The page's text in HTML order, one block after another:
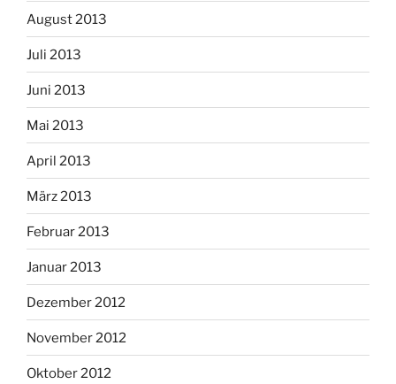
August 2013
Juli 2013
Juni 2013
Mai 2013
April 2013
März 2013
Februar 2013
Januar 2013
Dezember 2012
November 2012
Oktober 2012